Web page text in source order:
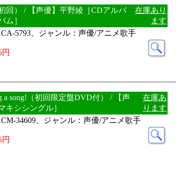
回） / 【声優】平野綾［CDアルバ
ム］
在庫あり
ます
5793、ジャンル：声優/アニメ歌手
a song!（初回限定盤DVD付） / 【声
キシシングル］
在庫あ
ります
34609、ジャンル：声優/アニメ歌手